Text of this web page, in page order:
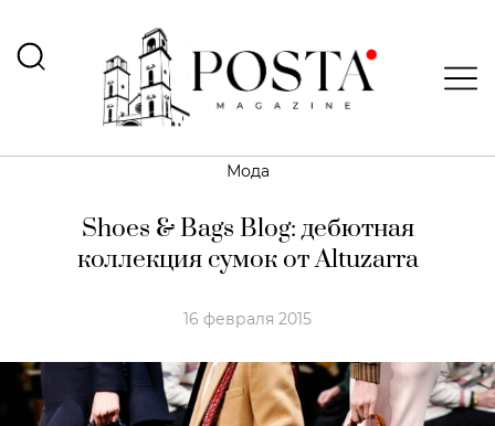
Мода
Shoes & Bags Blog: дебютная
коллекция сумок от Altuzarra
16 февраля 2015